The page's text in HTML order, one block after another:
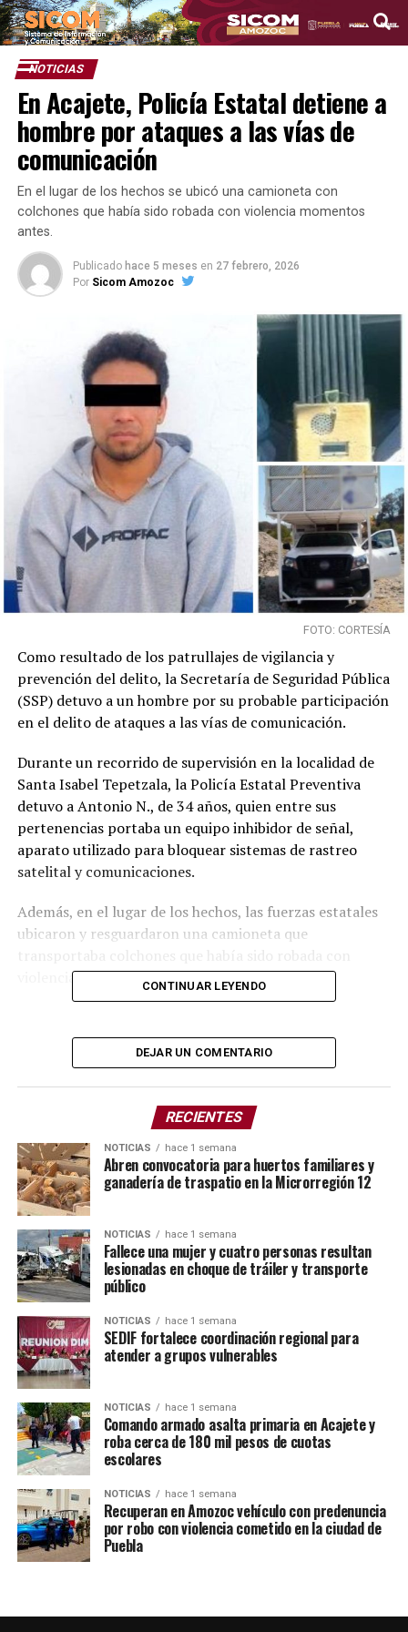
NOTICIAS
En Acajete, Policía Estatal detiene a
hombre por ataques a las vías de
comunicación
En el lugar de los hechos se ubicó una camioneta con
colchones que había sido robada con violencia momentos
antes.
Publicado hace 5 meses en 27 febrero, 2026
Por Sicom Amozoc
FOTO: CORTESÍA
Como resultado de los patrullajes de vigilancia y
prevención del delito, la Secretaría de Seguridad Pública
(SSP) detuvo a un hombre por su probable participación
en el delito de ataques a las vías de comunicación.
Durante un recorrido de supervisión en la localidad de
Santa Isabel Tepetzala, la Policía Estatal Preventiva
detuvo a Antonio N., de 34 años, quien entre sus
pertenencias portaba un equipo inhibidor de señal,
aparato utilizado para bloquear sistemas de rastreo
satelital y comunicaciones.
Además, en el lugar de los hechos, las fuerzas estatales
ubicaron y resguardaron una camioneta que
violencia de manera previa.
del Agente del Ministerio Público, autoridad encargada
de determinar su situación jurídica.
El Gobierno del Estado fortalece las acciones de
prevención y vigilancia para proteger el patrimonio de
las y los poblanos.
TEMAS RELACIONADOS
POLICÍA ESTATAL
SEGURIDAD
SIGUE CON
Bomberos de Acajete y AUDI atendieron accidente entre
camiones en la autopista Cuapiaxtla-Cuacnopalan
NO TE PIERDAS
Incendio consume dos hectáreas en el Parque Industrial
Chachapa, en Amozoc
CONTINUAR LEYENDO
DEJAR UN COMENTARIO
RECIENTES
NOTICIAS hace 1 semana
Abren convocatoria para huertos familiares y
ganadería de traspatio en la Microrregión 12
NOTICIAS hace 1 semana
Fallece una mujer y cuatro personas resultan
lesionadas en choque de tráiler y transporte
público
NOTICIAS hace 1 semana
SEDIF fortalece coordinación regional para
atender a grupos vulnerables
NOTICIAS hace 1 semana
Comando armado asalta primaria en Acajete y
roba cerca de 180 mil pesos de cuotas
escolares
NOTICIAS hace 1 semana
Recuperan en Amozoc vehículo con predenuncia
por robo con violencia cometido en la ciudad de
Puebla